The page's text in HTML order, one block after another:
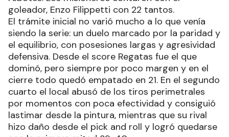
goleador, Enzo Filippetti con 22 tantos.
El trámite inicial no varió mucho a lo que venía
siendo la serie: un duelo marcado por la paridad y
el equilibrio, con posesiones largas y agresividad
defensiva. Desde el score Regatas fue el que
dominó, pero siempre por poco margen y en el
cierre todo quedó empatado en 21. En el segundo
cuarto el local abusó de los tiros perimetrales
por momentos con poca efectividad y consiguió
lastimar desde la pintura, mientras que su rival
hizo daño desde el pick and roll y logró quedarse